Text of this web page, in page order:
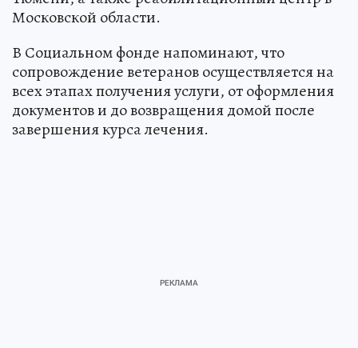
Московской области.
В Социальном фонде напоминают, что
сопровождение ветеранов осуществляется на
всех этапах получения услуги, от оформления
документов и до возвращения домой после
завершения курса лечения.